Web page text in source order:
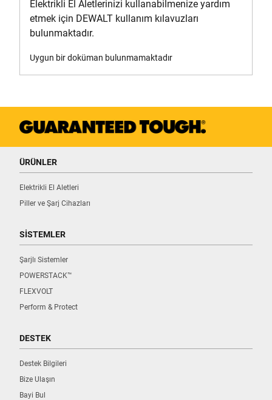
Ürün Uzunluğu [mm]
177
Ürün Ağırlığı [Kg]
Elektrikli El Aletlerinizi kullanabilmenize yardım
etmek için DEWALT kullanım kılavuzları
bulunmaktadır.
Uygun bir doküman bulunmamaktadır
ÜRÜNLER
Elektrikli El Aletleri
Piller ve Şarj Cihazları
SİSTEMLER
Şarjlı Sistemler
POWERSTACK™
FLEXVOLT
Perform & Protect
DESTEK
Destek Bilgileri
Bize Ulaşın
Bayi Bul